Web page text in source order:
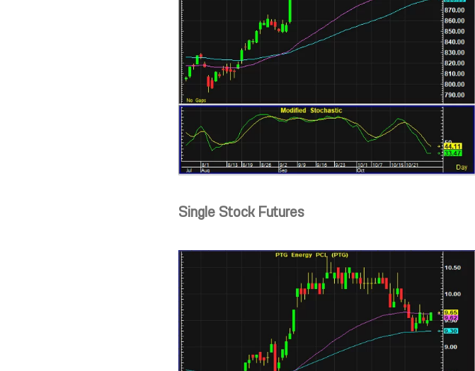
Single Stock Futures